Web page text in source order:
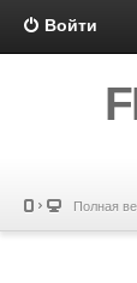
Войти
Полная